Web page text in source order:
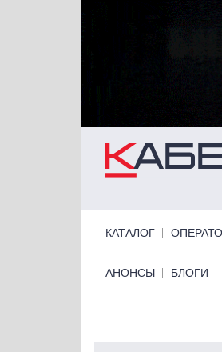
КАТАЛОГ
Primary links bottom
АНОНСЫ БЛОГИ